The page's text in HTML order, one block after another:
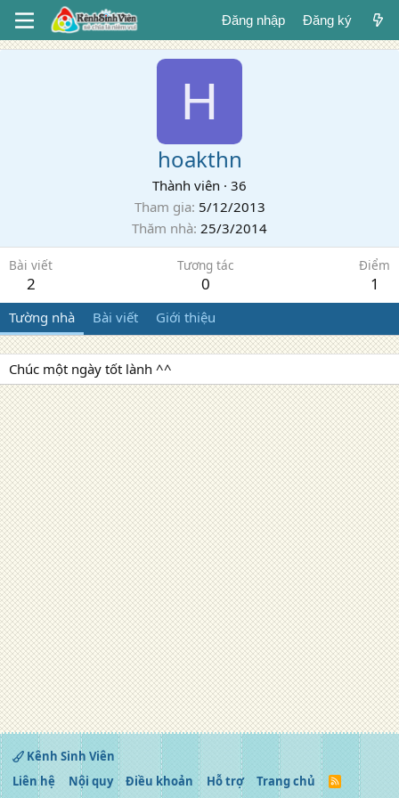
Đăng nhập Đăng ký
H
hoakthn
Thành viên · 36
Tham gia 5/12/2013
Thăm nhà 25/3/2014
Bài viết
2
Tương tác
0
Điểm
1
Tường nhà Bài viết Giới thiệu
Chúc một ngày tốt lành ^^
Kênh Sinh Viên
Liên hệ
Nội quy Điều khoản Hỗ trợ Trang chủ
R